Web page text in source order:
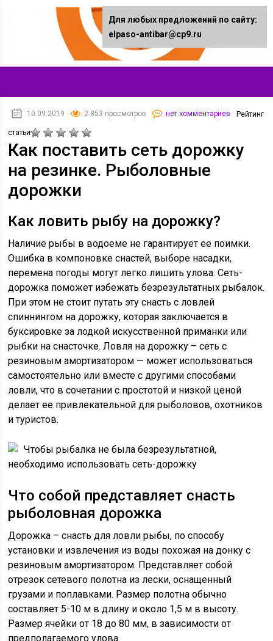
10.09.2019 2 853 просмотров нет комментариев Рейтинг
статьи
Как поставить сеть дорожку
на резинке. Рыболовные
дорожки
Как ловить рыбу на дорожку?
Наличие рыбы в водоеме не гарантирует ее поимки.
Ошибка в компоновке снастей, выборе насадки,
перемена погоды могут легко лишить улова. Сеть-
дорожка поможет избежать безрезультатных рыбалок.
При этом не стоит путать эту снасть с ловлей
спиннингом на дорожку, которая заключается в
буксировке за лодкой искусственной приманки или
рыбки на снасточке. Ловля на дорожку – сеть с
резиновым амортизатором — может использоваться
самостоятельно или вместе с другими способами
ловли, что в сочетании с простотой и низкой ценой
делает ее привлекательной для рыболовов, охотников
и туристов.
Чтобы рыбалка не была безрезультатной,
необходимо использовать сеть-дорожку
Что собой представляет снасть
рыболовная дорожка
Дорожка – снасть для ловли рыбы, по способу
установки и извлечения из воды похожая на донку с
резиновым амортизатором. Представляет собой
отрезок сетевого полотна из лески, оснащенный
грузами и поплавками. Размер полотна обычно
составляет 5-10 м в длину и около 1,5 м в высоту.
Размер ячейки от 18 до 80 мм, в зависимости от
предполагаемого улова.
Для любых предложений по сайту:
elpaso-antibar@cp9.ru